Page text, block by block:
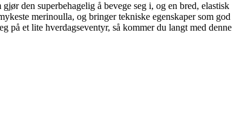
den superbehagelig å bevege seg i, og en bred, elastisk
merinoulla, og bringer tekniske egenskaper som god
på et lite hverdagseventyr, så kommer du langt med denne